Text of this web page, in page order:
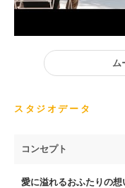
ム
スタジオデータ
コンセプト
愛に溢れるおふたりの想